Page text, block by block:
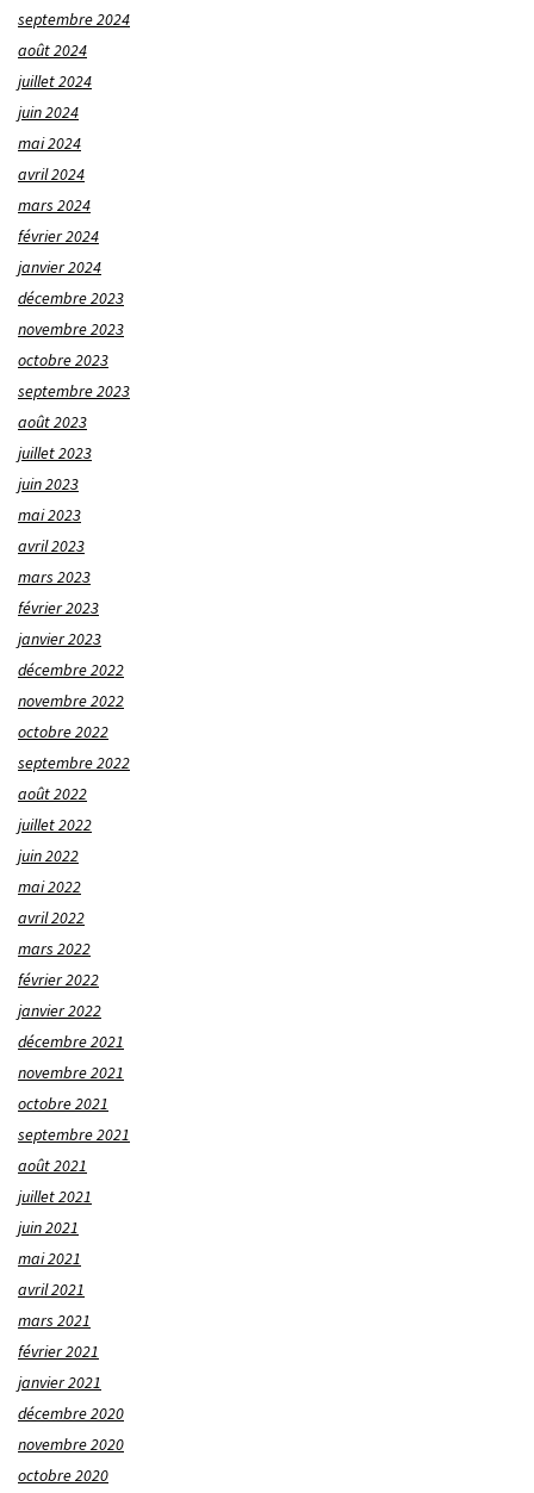
septembre 2024
août 2024
juillet 2024
juin 2024
mai 2024
avril 2024
mars 2024
février 2024
janvier 2024
décembre 2023
novembre 2023
octobre 2023
septembre 2023
août 2023
juillet 2023
juin 2023
mai 2023
avril 2023
mars 2023
février 2023
janvier 2023
décembre 2022
novembre 2022
octobre 2022
septembre 2022
août 2022
juillet 2022
juin 2022
mai 2022
avril 2022
mars 2022
février 2022
janvier 2022
décembre 2021
novembre 2021
octobre 2021
septembre 2021
août 2021
juillet 2021
juin 2021
mai 2021
avril 2021
mars 2021
février 2021
janvier 2021
décembre 2020
novembre 2020
octobre 2020